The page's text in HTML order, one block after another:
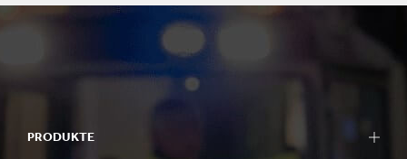
PRODUKTE